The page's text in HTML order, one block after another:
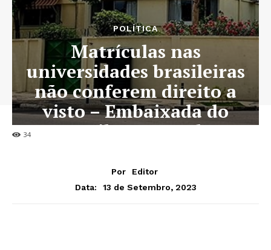
34
POLÍTICA
Matrículas nas
universidades brasileiras
não conferem direito a
visto – Embaixada do
Brasil em Luanda
Por
Editor
Data:
13 de Setembro, 2023